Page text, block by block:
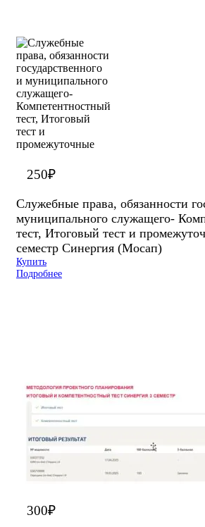
250₽
Служебные права, обязанности
муниципального служащего-
тест, Итоговый тест и
семестр Синергия (Мосап)
Купить
Подробнее
300₽